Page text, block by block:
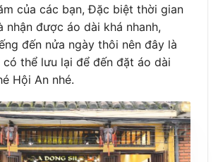
của các bạn, Đặc biệt thời gian
nhận được áo dài khá nhanh,
đến nửa ngày thôi nên đây là
thể lưu lại để đến đặt áo dài
Hội An nhé.